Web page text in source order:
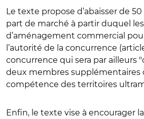
Le texte propose d’abaisser de 50
part de marché à partir duquel
d’aménagement commercial
l’autorité de la concurrence
concurrence qui sera par ailleurs
deux membres supplémentaires
compétence des territoires
Enfin, le texte vise à encourager